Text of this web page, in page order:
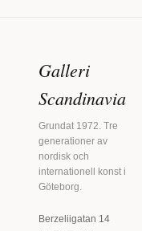
Galleri
Scandinavia
Grundat 1972. Tre
generationer av
nordisk och
internationell konst i
Göteborg.
Berzeliigatan 14